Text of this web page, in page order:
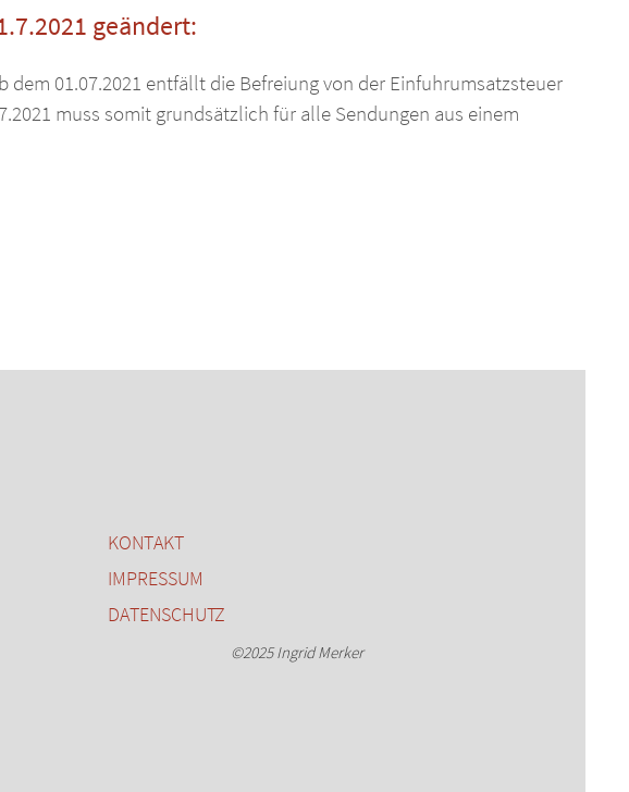
geändert:
01.07.2021 entfällt die Befreiung von der Einfuhrumsatzsteuer
muss somit grundsätzlich für alle Sendungen aus einem
KONTAKT
IMPRESSUM
DATENSCHUTZ
©2025 Ingrid Merker